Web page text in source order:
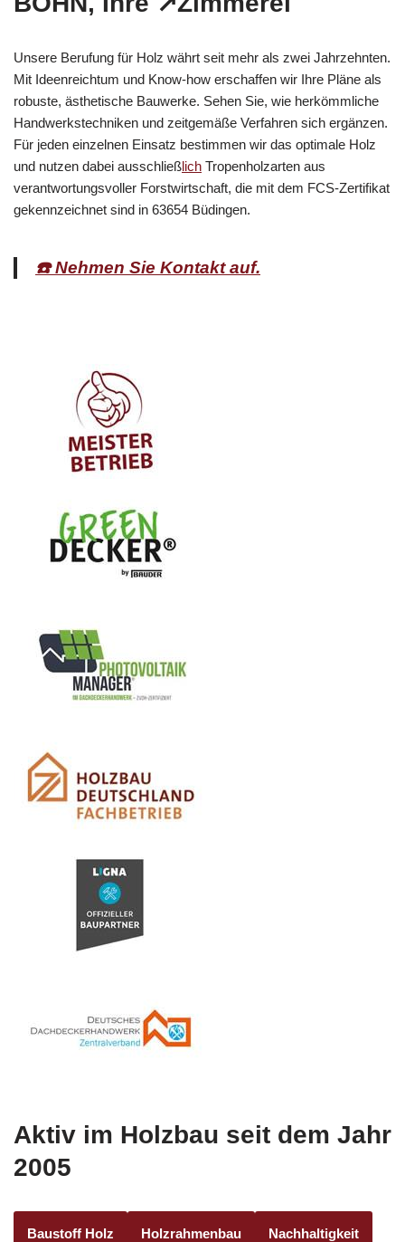
Unsere Berufung für Holz währt seit mehr als zwei Jahrzehnten.
Mit Ideenreichtum und Know-how erschaffen wir Ihre Pläne als
robuste, ästhetische Bauwerke. Sehen Sie, wie herkömmliche
Handwerkstechniken und zeitgemäße Verfahren sich ergänzen.
Für jeden einzelnen Einsatz bestimmen wir das optimale Holz
und nutzen dabei ausschließlich Tropenholzarten aus
verantwortungsvoller Forstwirtschaft, die mit dem FCS-Zertifikat
gekennzeichnet sind in 63654 Büdingen.
☎️ Nehmen Sie Kontakt auf.
Aktiv im Holzbau seit dem Jahr
2005
Baustoff Holz Holzrahmenbau Nachhaltigkeit